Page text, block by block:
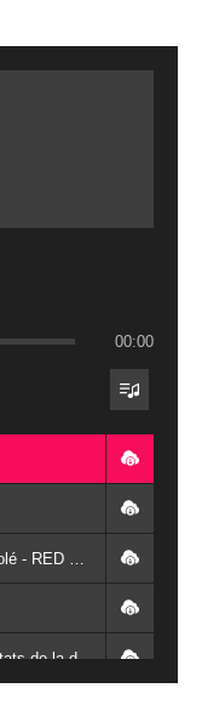
00:00
5. L'heure de la vérité - Les résultats de la désodéissance et de l'obeissance - RED Burkina